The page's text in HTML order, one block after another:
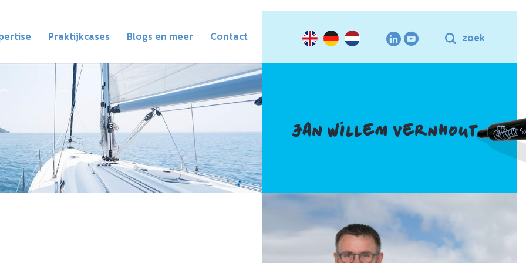
Praktijkcases Blogs en meer Contact zoek
JAN WILLEM VERNHOUT